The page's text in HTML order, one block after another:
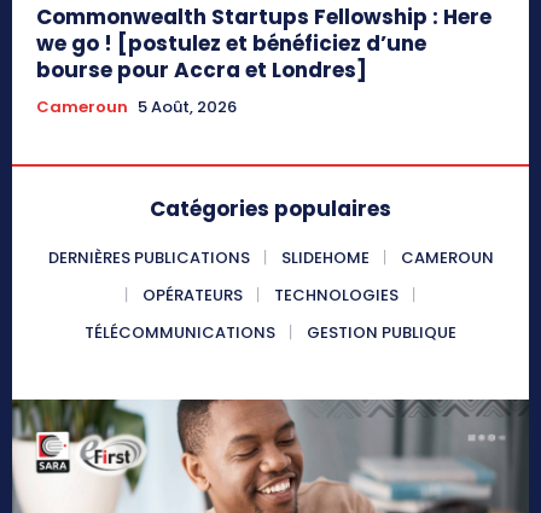
Commonwealth Startups Fellowship : Here
we go ! [postulez et bénéficiez d’une
bourse pour Accra et Londres]
Cameroun 5 Août, 2026
Catégories populaires
DERNIÈRES PUBLICATIONS SLIDEHOME
CAMEROUN
OPÉRATEURS
TECHNOLOGIES
TÉLÉCOMMUNICATIONS
GESTION PUBLIQUE